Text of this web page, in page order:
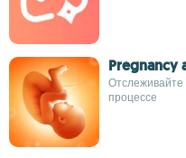
Pregnancy
Отслеживайте
процессе